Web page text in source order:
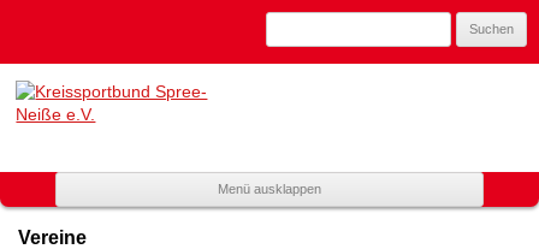
nach:
Kreissportbund
Spree-Neiße
Mitglied
Menü ausklappen
Inhalt
Vereine